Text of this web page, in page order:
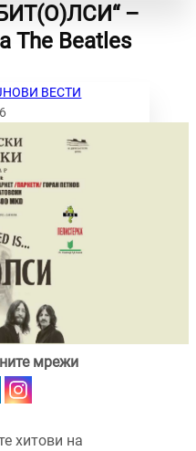
БИТ(О)ЛСИ“ –
The Beatles
ВЕСТИ
мрежи
хитови на